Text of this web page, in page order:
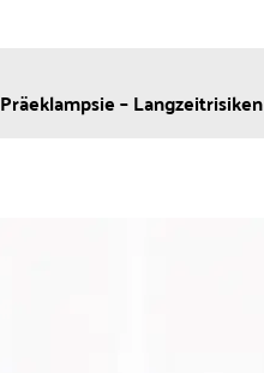
Präeklampsie –